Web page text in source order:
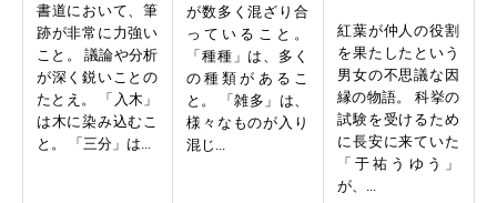
書道において、筆
跡が非常に力強い
こと。 議論や分析
が深く鋭いことの
たとえ。 「入木」
は木に染み込むこ
と。 「三分」は...
が数多く混ざり合
っていること。
「種種」は、多く
の種類があるこ
と。 「雑多」は、
様々なものが入り
混じ...
紅葉が仲人の役割
を果たしたという
男女の不思議な因
縁の物語。 科挙の
試験を受けるため
に長安に来ていた
「于祐うゆう」
が、...